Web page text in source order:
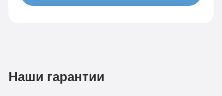
Наши гарантии